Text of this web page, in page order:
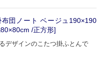
団ノート ベージュ190×190
/正方形]
デザインのこたつ掛ふとんで